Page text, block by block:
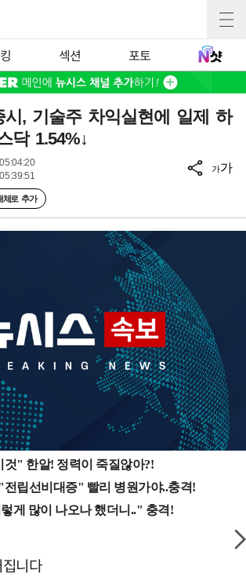
섹션 포토
시, 기술주 차익실현에 일제 하
닥 1.54%↓
체로 추가
가가
니다